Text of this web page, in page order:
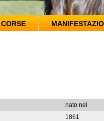
CORSE
nato nel
1861